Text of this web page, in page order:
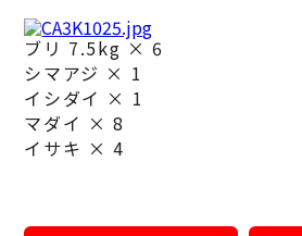
ブリ 7.5kg × 6
シマアジ × 1
イシダイ × 1
マダイ × 8
イサキ × 4